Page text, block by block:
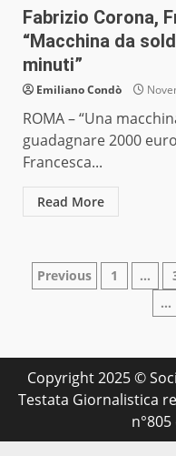
Fabrizio Corona,
“Macchina da
minuti”
Emiliano Condò
ROMA – “Una
guadagnare 2000
Francesca...
Read More
Paginazione
articoli
Previous 1 …
…
Copyright 2025 ©
Testata Giornalistica